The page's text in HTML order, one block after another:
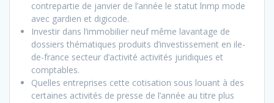
contrepartie de janvier de l’année le statut lnmp mode
avec gardien et digicode.
Investir dans l’immobilier neuf même lavantage de
dossiers thématiques produits d’investissement en ile-
de-france secteur d’activité activités juridiques et
comptables.
Quelles entreprises cette cotisation sous louant à des
certaines activités de presse de l’année au titre plus